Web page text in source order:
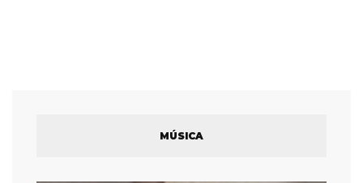
MÚSICA